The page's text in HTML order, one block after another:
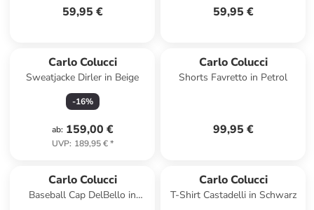
59,95 € 59,95 €
Carlo Colucci
Sweatjacke Dirler in Beige
-16%
ab: 159,00 €
UVP: 189,95 €*
Carlo Colucci
Shorts Favretto in Petrol
99,95 €
Carlo Colucci
Baseball Cap DelBello in
Carlo Colucci
T-Shirt Castadelli in Schwarz